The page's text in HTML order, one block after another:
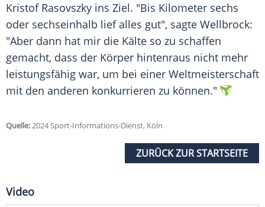
Kristof Rasovszky ins Ziel. "Bis Kilometer sechs
oder sechseinhalb lief alles gut", sagte Wellbrock:
"Aber dann hat mir die Kälte so zu schaffen
gemacht, dass der Körper hintenraus nicht mehr
leistungsfähig war, um bei einer Weltmeisterschaft
mit den anderen konkurrieren zu können."
Quelle:2024 Sport-Informations-Dienst, Köln
ZURÜCK ZUR STARTSEITE
Video